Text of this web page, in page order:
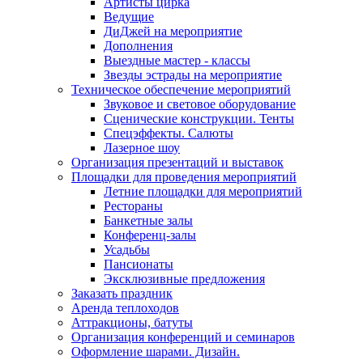
Ведущие
ДиДжей на мероприятие
Дополнения
Выездные мастер - классы
Звезды эстрады на мероприятие
Техническое обеспечение мероприятий
Звуковое и световое оборудование
Сценические конструкции. Тенты
Спецэффекты. Салюты
Лазерное шоу
Организация презентаций и выставок
Площадки для проведения мероприятий
Летние площадки для мероприятий
Рестораны
Банкетные залы
Конференц-залы
Усадьбы
Пансионаты
Эксклюзивные предложения
Заказать праздник
Аренда теплоходов
Аттракционы, батуты
Организация конференций и семинаров
Оформление шарами. Дизайн.